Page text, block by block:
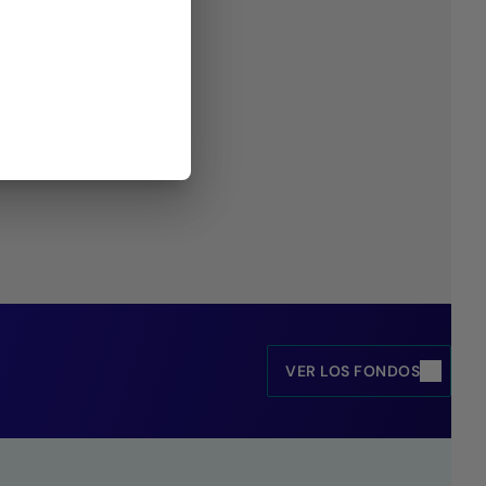
VER LOS FONDOS